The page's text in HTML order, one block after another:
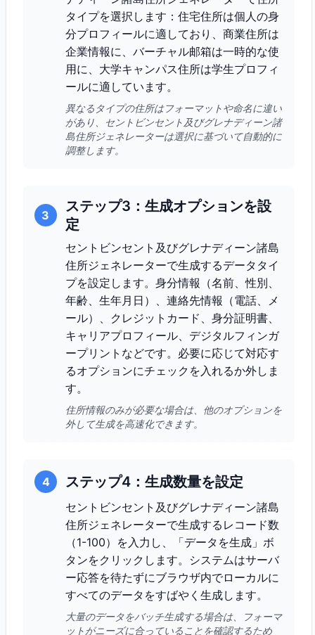
タイプを選択します：住宅住所は個人の身
分プロフィールに適しており、商業住所は
企業情報に、バーチャル邮箱は一時的な使
用に、大学キャンパス住所は学生プロフィ
ールに適しています。
異なるタイプの住所はフォーマットや命名に違い
があり、セントビンセント及びグレナディーン諸
島住所ジェネレーターは選択に基づいて自動的に
調整します。
3
ステップ3：生成オプションを設
定
セントビンセント及びグレナディーン諸島
住所ジェネレーターで生成するデータタイ
プを設定します。身分情報（名前、性別、
年齢、生年月日）、連絡先情報（電話、メ
ール）、クレジットカード、身分証明書、
キャリアプロフィール、デジタルフィンガ
ープリントなどです。必要に応じて対応す
るオプションにチェックを入れるか外しま
す。
住所情報のみが必要な場合は、他のオプションを
外して生成を高速化できます。
4 ステップ4：生成数量を設定
セントビンセント及びグレナディーン諸島
住所ジェネレーターで生成するレコード数
（1-100）を入力し、「データを生成」ボ
タンをクリックします。システムはサーバ
ー応答を待たずにブラウザ内でローカルに
すべてのデータをすばやく生成します。
大量のデータをバッチ生成する場合は、フォーマ
ットがニーズに合っていることを確認するため